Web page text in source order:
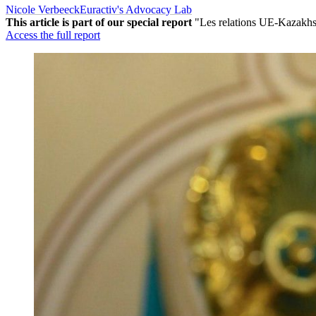
Nicole VerbeeckEuractiv's Advocacy Lab
This article is part of our special report "Les relations UE-
Access the full report